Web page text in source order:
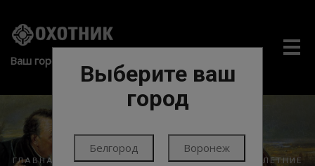
Ваш город:
Выберите ваш
город
Белгород Воронеж
ГЛАВНАЯ ЭКИПИРОВКА ОДЕЖДА КОСТЮМЫ ЛЕТНИЕ